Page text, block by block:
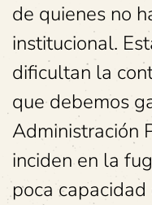
de quienes no
institucional.
dificultan la
que debemos
Administración
inciden en la
poca